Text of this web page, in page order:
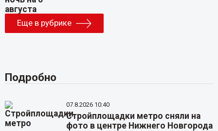
Еще в рубрике
Подробно
07.8.2026 10:40
Стройплощадки метро сняли на
фото в центре Нижнего Новгорода